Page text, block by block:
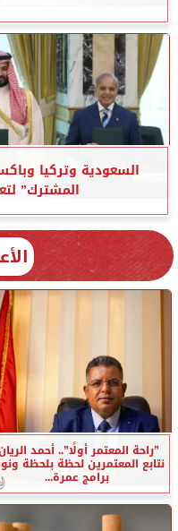
السعودية وتركيا
المشترك”
”راحة المعتمر أولًا”.. أحمد
نتابع المعتمرين لحظة بلحظة
برامج عمرة...